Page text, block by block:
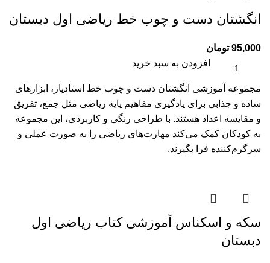
انگشتان دست و چوب خط ریاضی اول دبستان
95,000 تومان
افزودن به سبد خرید
مجموعه آموزشی انگشتان دست و چوب خط استادیار، ابزارهای
ساده و جذابی برای یادگیری مفاهیم پایه ریاضی مثل جمع، تفریق
و مقایسه اعداد هستند. با طراحی رنگی و کاربردی، این مجموعه
به کودکان کمک می‌کند مهارت‌های ریاضی را به صورت عملی و
سرگرم‌کننده فرا بگیرند.
سکه و اسکناس آموزشی کتاب ریاضی اول
دبستان